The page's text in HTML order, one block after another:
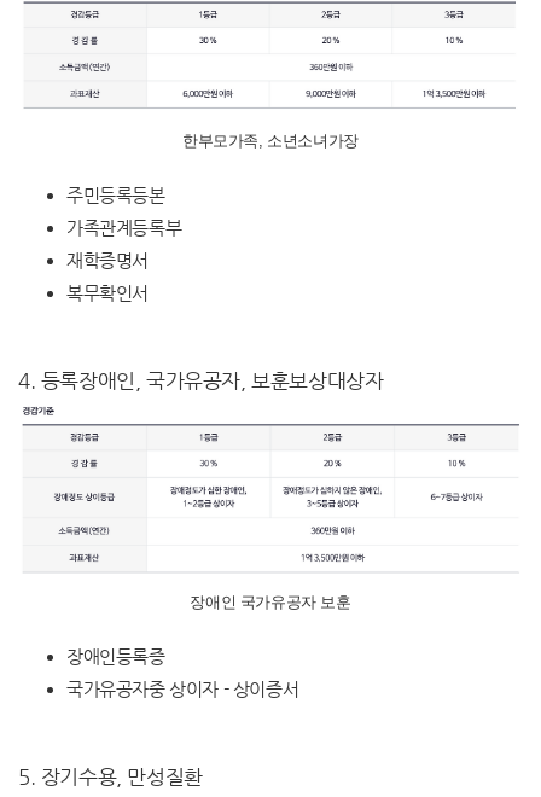
한부모가족, 소년소녀가장
주민등록등본
가족관계등록부
재학증명서
복무확인서
4. 등록장애인, 국가유공자, 보훈보상대상자
장애인 국가유공자 보훈
장애인등록증
국가유공자중 상이자 - 상이증서
5. 장기수용, 만성질환